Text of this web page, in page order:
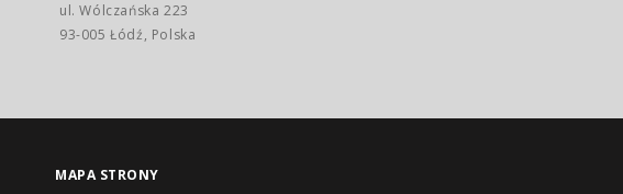
ul. Wólczańska 223
93-005 Łódź, Polska
MAPA STRONY